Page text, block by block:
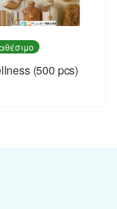
(500 pcs)